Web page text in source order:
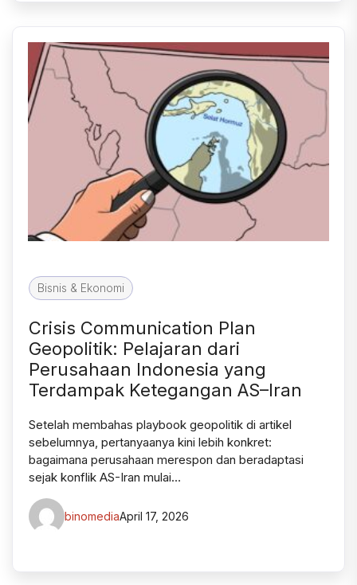
Bisnis & Ekonomi
Crisis Communication Plan
Geopolitik: Pelajaran dari
Perusahaan Indonesia yang
Terdampak Ketegangan AS–Iran
Setelah membahas playbook geopolitik di artikel
sebelumnya, pertanyaanya kini lebih konkret:
bagaimana perusahaan merespon dan beradaptasi
sejak konflik AS-Iran mulai…
binomediaApril 17, 2026